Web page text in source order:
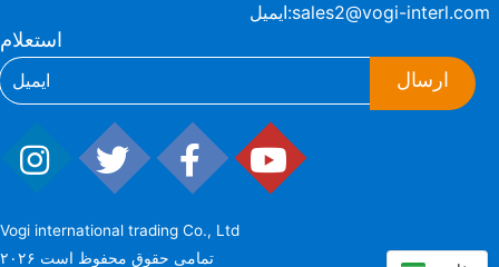
ایمیل:sales2@vogi-interl.com
استعلام
ارسال
Vogi international trading Co., Ltd
۲۰۲۶ تمامی حقوق محفوظ است